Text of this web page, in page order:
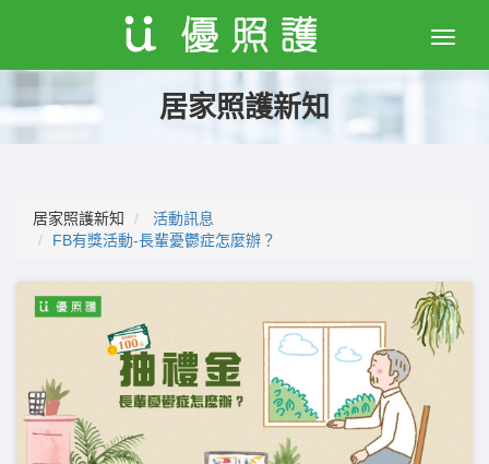
Toggle
居家照護新知
居家照護新知
活動訊息
FB有獎活動-長輩憂鬱症怎麼辦？